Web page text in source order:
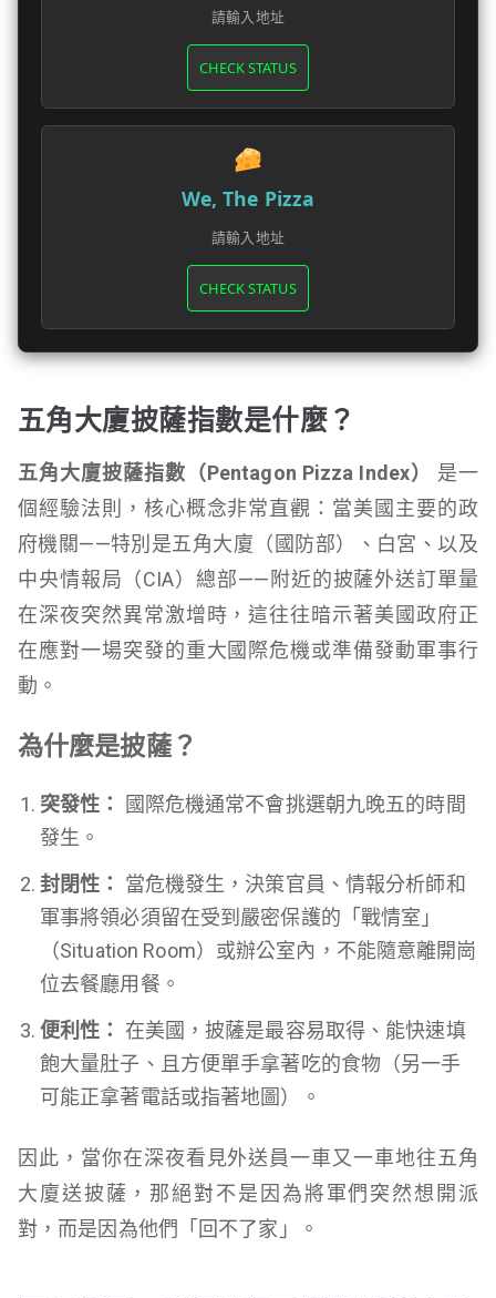
請輸入地址
CHECK STATUS
We, The Pizza
請輸入地址
CHECK STATUS
五角大廈披薩指數是什麼？
五角大廈披薩指數（Pentagon Pizza Index）
是一
個經驗法則，核心概念非常直觀：當美國主要的政
府機關——特別是五角大廈（國防部）、白宮、以及
中央情報局（CIA）總部——附近的披薩外送訂單量
在深夜突然異常激增時，這往往暗示著美國政府正
在應對一場突發的重大國際危機或準備發動軍事行
動。
為什麼是披薩？
突發性：
國際危機通常不會挑選朝九晚五的時間
發生。
封閉性：
當危機發生，決策官員、情報分析師和
軍事將領必須留在受到嚴密保護的「戰情室」
（Situation Room）或辦公室內，不能隨意離開崗
位去餐廳用餐。
便利性：
在美國，披薩是最容易取得、能快速填
飽大量肚子、且方便單手拿著吃的食物（另一手
可能正拿著電話或指著地圖）。
因此，當你在深夜看見外送員一車又一車地往五角
大廈送披薩，那絕對不是因為將軍們突然想開派
對，而是因為他們「回不了家」。